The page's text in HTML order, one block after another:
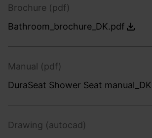
Brochure (pdf)
Bathroom_brochure_DK.pdf
Manual (pdf)
DuraSeat Shower Seat
Drawing (autocad)